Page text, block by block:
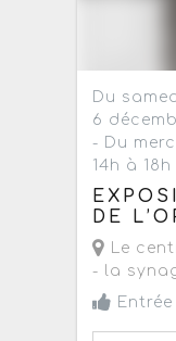
Du
6
- Du
14h à 18h
DE
Le
- la